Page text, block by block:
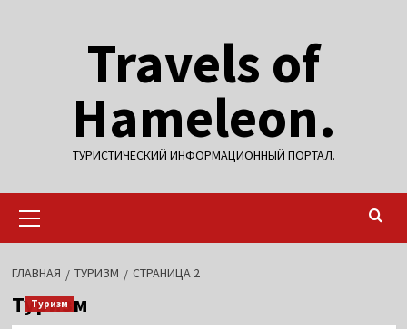
Travels of
Hameleon.
ТУРИСТИЧЕСКИЙ ИНФОРМАЦИОННЫЙ ПОРТАЛ.
меню
ГЛАВНАЯ ТУРИЗМ СТРАНИЦА 2
Туризм
Туризм